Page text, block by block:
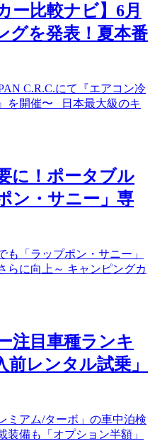
ー比較ナビ】6月
グを発表！夏本番
C.R.C.にて『エアコン冷
を開催〜 日本最大級のキ
に！ポータブル
ン・サニー」専
も「ラップポン・サニー」
らに向上～ キャンピングカ
注目車種ランキ
レンタル試乗」
ミアム/ターボ」の車中泊検
備も「オプション半額」